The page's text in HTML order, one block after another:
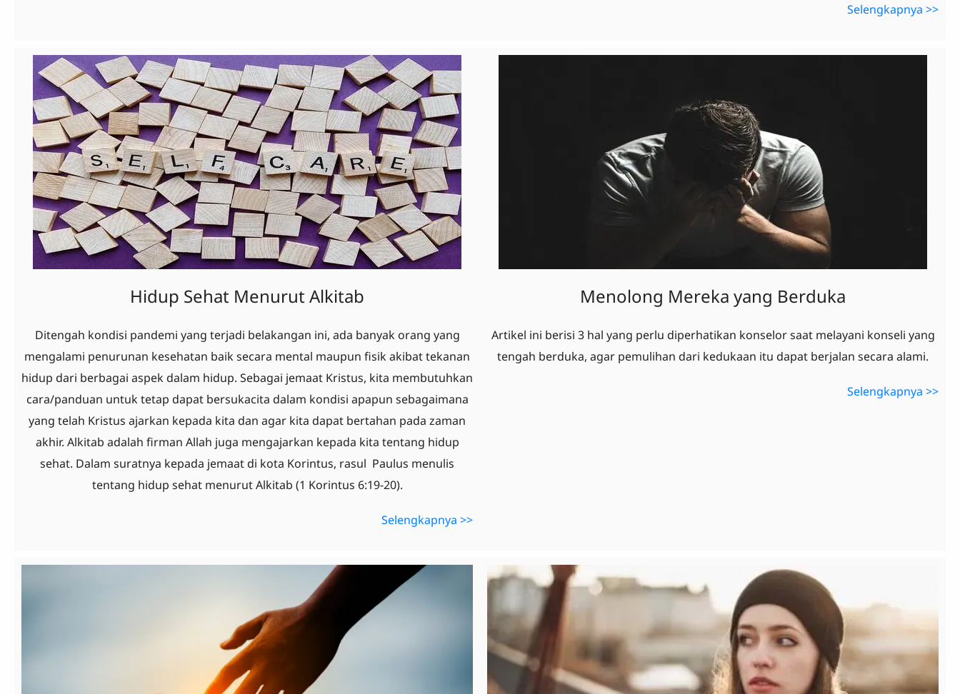
Selengkapnya >>
Hidup Sehat Menurut Alkitab
Ditengah kondisi pandemi yang terjadi belakangan ini, ada banyak orang yang
mengalami penurunan kesehatan baik secara mental maupun fisik akibat tekanan
hidup dari berbagai aspek dalam hidup. Sebagai jemaat Kristus, kita membutuhkan
cara/panduan untuk tetap dapat bersukacita dalam kondisi apapun sebagaimana
yang telah Kristus ajarkan kepada kita dan agar kita dapat bertahan pada zaman
akhir. Alkitab adalah firman Allah juga mengajarkan kepada kita tentang hidup
sehat. Dalam suratnya kepada jemaat di kota Korintus, rasul Paulus menulis
tentang hidup sehat menurut Alkitab (1 Korintus 6:19-20).
Selengkapnya >>
Menolong Mereka yang Berduka
Artikel ini berisi 3 hal yang perlu diperhatikan konselor saat melayani konseli yang
tengah berduka, agar pemulihan dari kedukaan itu dapat berjalan secara alami.
Selengkapnya >>